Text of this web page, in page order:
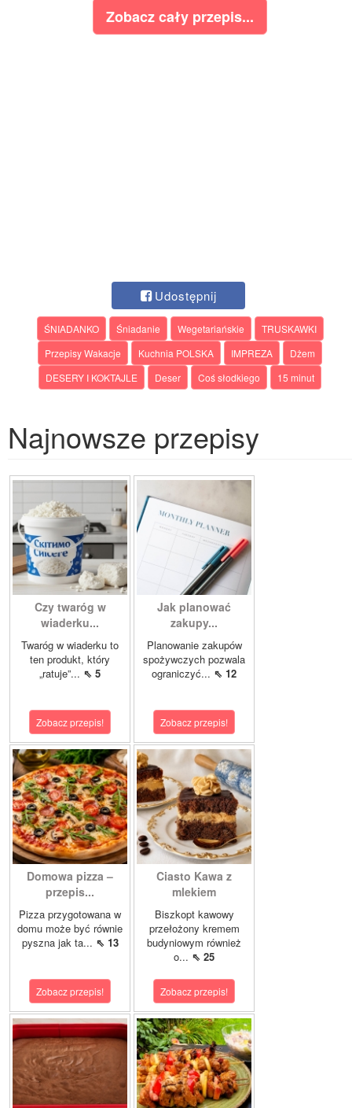
Zobacz cały przepis...
Udostępnij
ŚNIADANKO Śniadanie Wegetariańskie
TRUSKAWKI
Przepisy Wakacje
Kuchnia POLSKA IMPREZA
Dżem
DESERY I KOKTAJLE
Deser Coś słodkiego 15 minut
Najnowsze przepisy
Czy twaróg w
wiaderku...
Twaróg w wiaderku to
ten produkt, który
„ratuje”... ⇖ 5
Zobacz przepis!
Jak planować
zakupy...
Planowanie zakupów
spożywczych pozwala
ograniczyć... ⇖ 12
Zobacz przepis!
Domowa pizza –
przepis...
Pizza przygotowana w
domu może być równie
pyszna jak ta... ⇖ 13
Zobacz przepis!
Ciasto Kawa z
mlekiem
Biszkopt kawowy
przełożony kremem
budyniowym również
o... ⇖ 25
Zobacz przepis!